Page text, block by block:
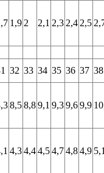
1,9 2 2,1 2,3 2,4 2,5
32 33 34 35 36 37 38
8,58,89,1 9,39,69,9
4,34,44,54,74,84,9